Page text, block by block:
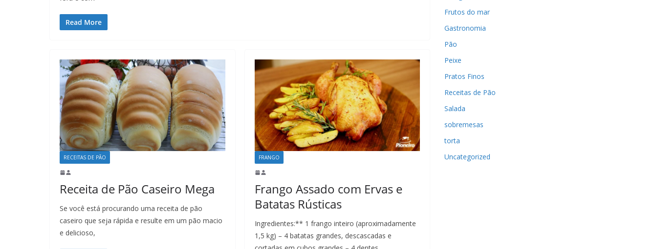
Read More
RECEITAS DE PÃO
Receita de Pão Caseiro Mega
Se você está procurando uma receita de pão
caseiro que seja rápida e resulte em um pão macio
e delicioso,
FRANGO
Frango Assado com Ervas e
Batatas Rústicas
Ingredientes:** 1 frango inteiro (aproximadamente
1,5 kg) – 4 batatas grandes, descascadas e
Frutos do mar
Gastronomia
Pão
Peixe
Pratos Finos
Receitas de Pão
Salada
sobremesas
torta
Uncategorized